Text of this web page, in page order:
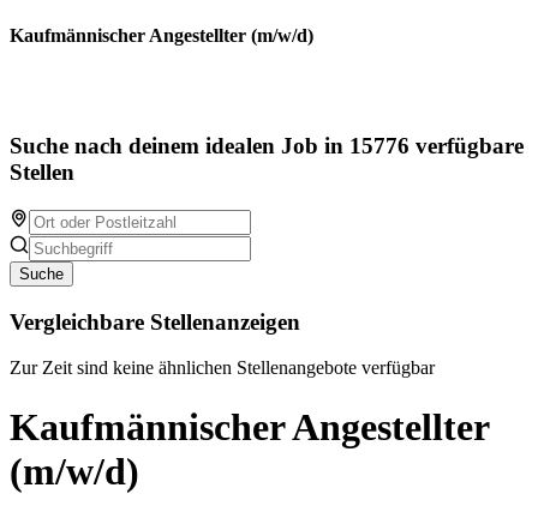
Kaufmännischer Angestellter (m/w/d)
Suche nach deinem idealen Job in 15776 verfügbare
Stellen
Suche
Vergleichbare Stellenanzeigen
Zur Zeit sind keine ähnlichen Stellenangebote verfügbar
Kaufmännischer Angestellter
(m/w/d)